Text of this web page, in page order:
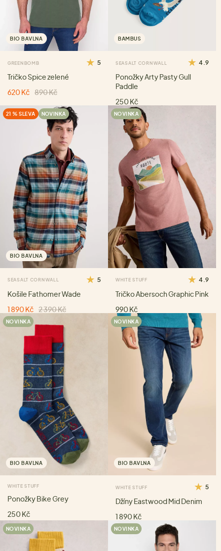
BIO BAVLNA
GREENBOMB 5
Tričko Spice zelené
620 Kč 890 Kč
BAMBUS
SEASALT CORNWALL 4.9
Ponožky Arty Pasty Gull
Paddle
250 Kč
21 % SLEVA NOVINKA
BIO BAVLNA
SEASALT CORNWALL 5
Košile Fathomer Wade
1 890 Kč 2 390 Kč
NOVINKA
WHITE STUFF 4.9
Tričko Abersoch Graphic Pink
990 Kč
NOVINKA
BIO BAVLNA
WHITE STUFF
Ponožky Bike Grey
250 Kč
NOVINKA
BIO BAVLNA
WHITE STUFF 5
Džíny Eastwood Mid Denim
1 890 Kč
NOVINKA NOVINKA